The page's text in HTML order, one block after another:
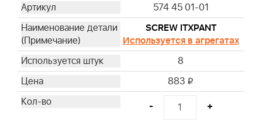
28
29
574 45 01-01
SCREW ITXPANT
Используется в агрегатах
8
883 i
- +